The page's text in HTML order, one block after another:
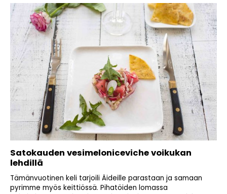
Satokauden vesimeloniceviche voikukan
lehdillä
Tämänvuotinen keli tarjoili Äideille parastaan ja samaan
pyrimme myös keittiössä. Pihatöiden lomassa